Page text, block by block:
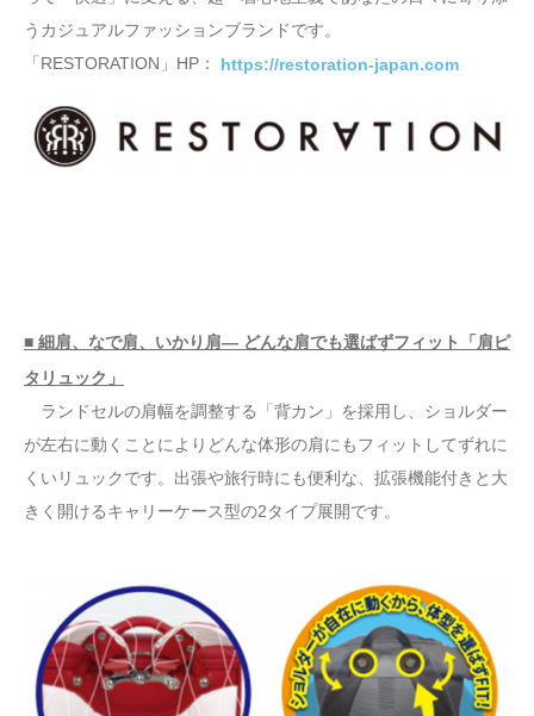
うカジュアルファッションブランドです。
「RESTORATION」HP：
https://restoration-japan.com
■ 細肩、なで肩、いかり肩― どんな肩でも選ばずフィット「肩ピ
タリュック」
ランドセルの肩幅を調整する「背カン」を採用し、ショルダー
が左右に動くことによりどんな体形の肩にもフィットしてずれに
くいリュックです。出張や旅行時にも便利な、拡張機能付きと大
きく開けるキャリーケース型の2タイプ展開です。